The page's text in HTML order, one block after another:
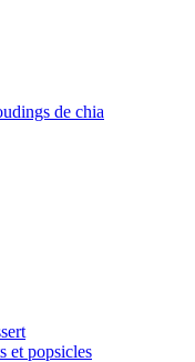
de chia
et popsicles